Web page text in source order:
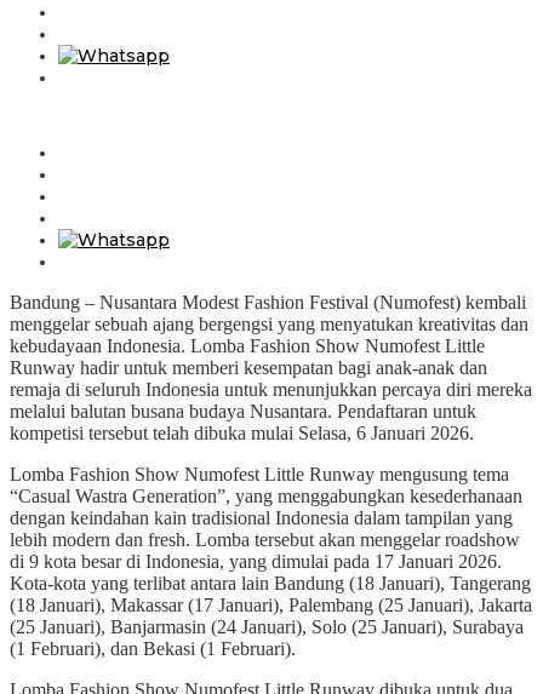
Bandung – Nusantara Modest Fashion Festival (Numofest) kembali
menggelar sebuah ajang bergengsi yang menyatukan kreativitas dan
kebudayaan Indonesia. Lomba Fashion Show Numofest Little
Runway hadir untuk memberi kesempatan bagi anak-anak dan
remaja di seluruh Indonesia untuk menunjukkan percaya diri mereka
melalui balutan busana budaya Nusantara. Pendaftaran untuk
kompetisi tersebut telah dibuka mulai Selasa, 6 Januari 2026.
Lomba Fashion Show Numofest Little Runway mengusung tema
“Casual Wastra Generation”, yang menggabungkan kesederhanaan
dengan keindahan kain tradisional Indonesia dalam tampilan yang
lebih modern dan fresh. Lomba tersebut akan menggelar roadshow
di 9 kota besar di Indonesia, yang dimulai pada 17 Januari 2026.
Kota-kota yang terlibat antara lain Bandung (18 Januari), Tangerang
(18 Januari), Makassar (17 Januari), Palembang (25 Januari), Jakarta
(25 Januari), Banjarmasin (24 Januari), Solo (25 Januari), Surabaya
(1 Februari), dan Bekasi (1 Februari).
Lomba Fashion Show Numofest Little Runway dibuka untuk dua